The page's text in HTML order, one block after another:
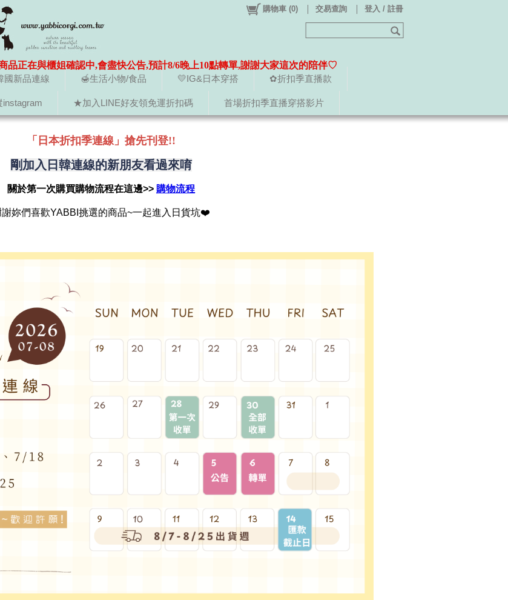
國新品連線 🍯生活小物/食品 💛IG&日本穿搭 ✿折扣季直播款
★加入LINE好友領免運折扣碼 首場折扣季直播穿搭影片
購物車 (0) 交易查詢 登入 / 註冊
品正在與櫃姐確認中,會盡快公告,預計8/6晚上10點轉單,謝謝大家這次的陪伴♡